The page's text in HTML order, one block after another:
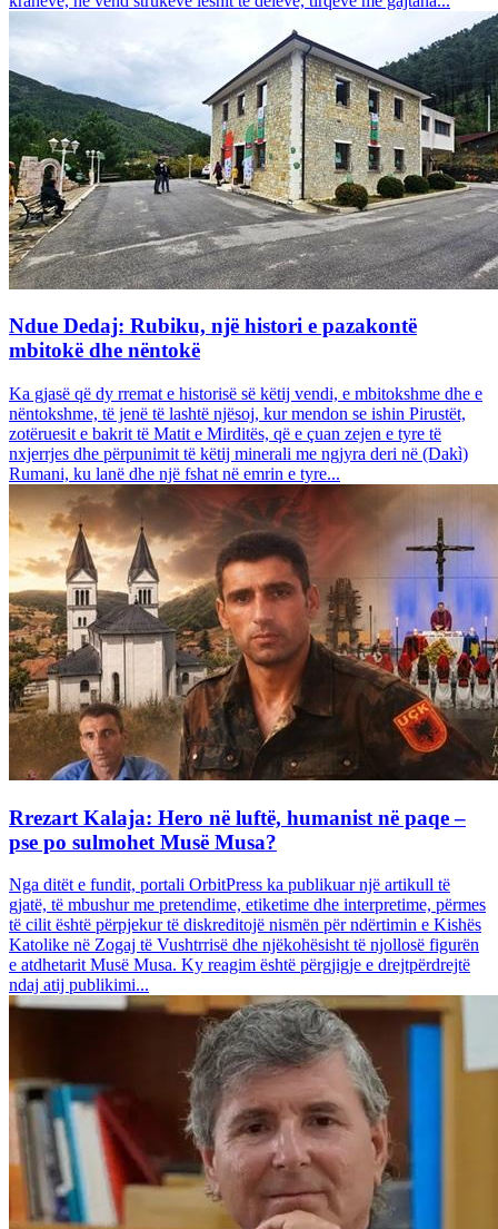
Ndue Dedaj: Rubiku, një histori e pazakontë
mbitokë dhe nëntokë
Ka gjasë që dy rremat e historisë së këtij vendi, e mbitokshme dhe e
nëntokshme, të jenë të lashtë njësoj, kur mendon se ishin Pirustët,
zotëruesit e bakrit të Matit e Mirditës, që e çuan zejen e tyre të
nxjerrjes dhe përpunimit të këtij minerali me ngjyra deri në (Dakì)
Rumani, ku lanë dhe një fshat në emrin e tyre...
Rrezart Kalaja: Hero në luftë, humanist në paqe –
pse po sulmohet Musë Musa?
Nga ditët e fundit, portali OrbitPress ka publikuar një artikull të
gjatë, të mbushur me pretendime, etiketime dhe interpretime, përmes
të cilit është përpjekur të diskreditojë nismën për ndërtimin e Kishës
Katolike në Zogaj të Vushtrrisë dhe njëkohësisht të njollosë figurën
e atdhetarit Musë Musa. Ky reagim është përgjigje e drejtpërdrejtë
ndaj atij publikimi...